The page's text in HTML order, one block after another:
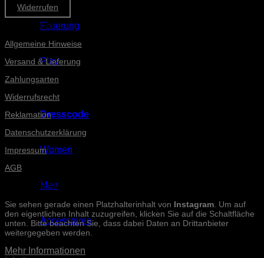
Fixierung
Play
Dresscode
Women
Men
Accessoires
Widerrufen
Informationen
Allgemeine Hinweise
Versand & Lieferung
Zahlungsarten
Widerrufsrecht
Reklamation
Datenschutzerklärung
Impressum
AGB
INSTAGRAM-POSTS
Sie sehen gerade einen Platzhalterinhalt von Instagram . Um auf
den eigentlichen Inhalt zuzugreifen, klicken Sie auf die Schaltfläche
unten. Bitte beachten Sie, dass dabei Daten an Drittanbieter
weitergegeben werden.
Mehr Informationen